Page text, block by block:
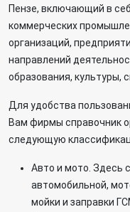
Пензе, включающий в
коммерческих
организаций,
направлений
образования, культуры,
Для удобства
Вам фирмы справочник
следующую
Авто и мото. Здесь
автомобильной,
мойки и заправки